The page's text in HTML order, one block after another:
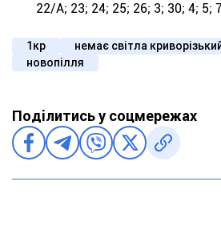
22/А; 23; 24; 25; 26; 3; 30; 4; 5;
1кр
немає світла
новопілля
Поділитись у соцмережах